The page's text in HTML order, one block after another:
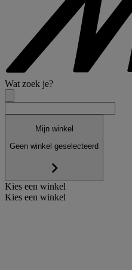
Wat zoek je?
Mijn winkel
Geen winkel geselecteerd
Kies een winkel
Kies een winkel